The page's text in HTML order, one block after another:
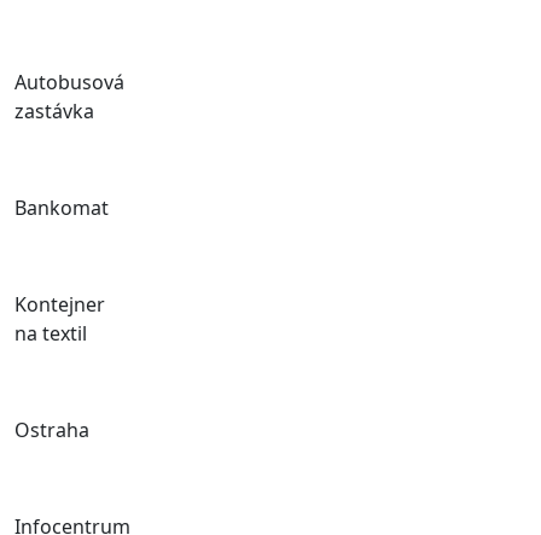
Autobusová
zastávka
Bankomat
Kontejner
na textil
Ostraha
Infocentrum